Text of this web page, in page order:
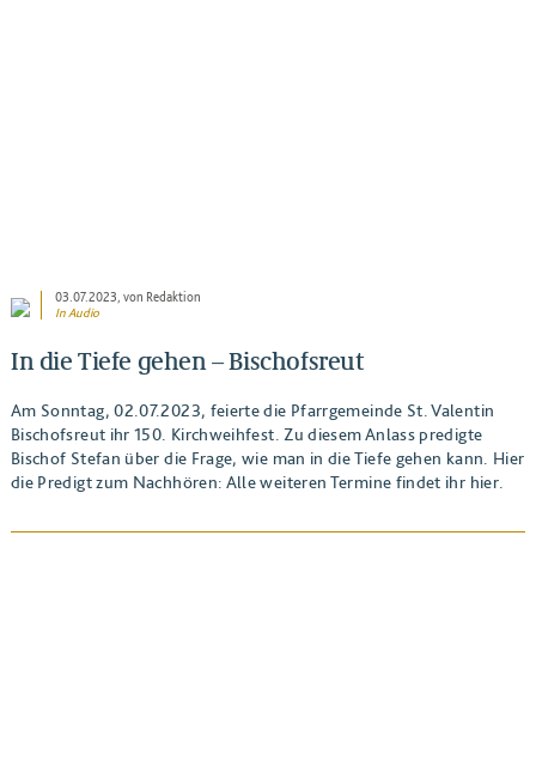
03.07.2023, von Redaktion
In Audio
In die Tiefe gehen – Bischofsreut
Am Sonntag, 02.07.2023, feierte die Pfarrgemeinde St. Valentin
Bischofsreut ihr 150. Kirchweihfest. Zu diesem Anlass predigte
Bischof Stefan über die Frage, wie man in die Tiefe gehen kann. Hier
die Predigt zum Nachhören: Alle weiteren Termine findet ihr hier.